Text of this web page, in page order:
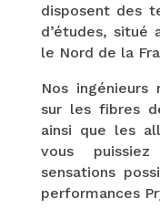
disposent des
d’études,
le Nord de la
Nos
sur les fibres
ainsi que les
vous
sensations
performances